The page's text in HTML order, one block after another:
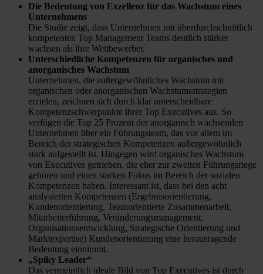
Die Bedeutung von Exzellenz für das Wachstum eines
Unternehmens
Die Studie zeigt, dass Unternehmen mit überdurchschnittlich
kompetenten Top Management Teams deutlich stärker
wachsen als ihre Wettbewerber.
Unterschiedliche Kompetenzen für organisches und
anorganisches Wachstum
Unternehmen, die außergewöhnliches Wachstum mit
organischen oder anorganischen Wachstumsstrategien
erzielen, zeichnen sich durch klar unterscheidbare
Kompetenzschwerpunkte ihrer Top Executives aus. So
verfügen die Top 25 Prozent der anorganisch wachsenden
Unternehmen über ein Führungsteam, das vor allem im
Bereich der strategischen Kompetenzen außergewöhnlich
stark aufgestellt ist. Hingegen wird organisches Wachstum
von Executives getrieben, die eher zur zweiten Führungsriege
gehören und einen starken Fokus im Bereich der sozialen
Kompetenzen haben. Interessant ist, dass bei den acht
analysierten Kompetenzen (Ergebnisorientierung,
Kundenorientierung, Teamorientierte Zusammenarbeit,
Mitarbeiterführung, Veränderungsmanagement,
Organisationsentwicklung, Strategische Orientierung und
Marktexpertise) Kundenorientierung eine herausragende
Bedeutung einnimmt.
„Spiky Leader“
Das vermeintlich ideale Bild von Top Executives ist durch